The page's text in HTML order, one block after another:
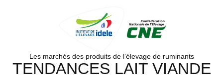
Les marchés des produits de l’élevage de ruminants
TENDANCES LAIT VIANDE